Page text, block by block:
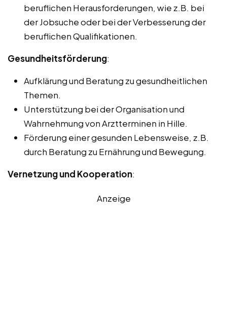
beruflichen Herausforderungen, wie z.B. bei
der Jobsuche oder bei der Verbesserung der
beruflichen Qualifikationen.
Gesundheitsförderung:
Aufklärung und Beratung zu gesundheitlichen
Themen.
Unterstützung bei der Organisation und
Wahrnehmung von Arztterminen in Hille.
Förderung einer gesunden Lebensweise, z.B.
durch Beratung zu Ernährung und Bewegung.
Vernetzung und Kooperation:
Anzeige